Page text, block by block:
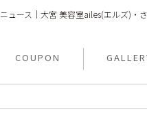
ニュース｜大宮 美容室ailes(エルズ)・
COUPON